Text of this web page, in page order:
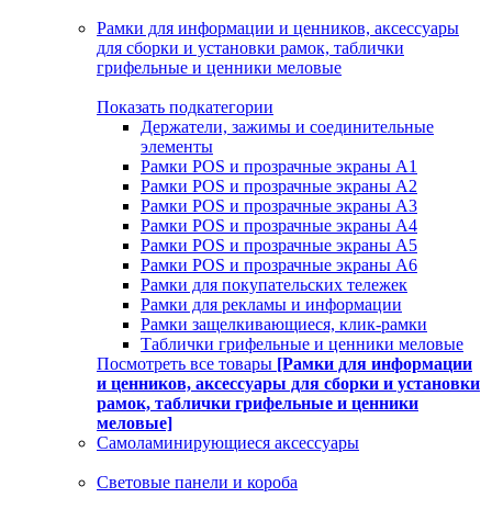
Рамки для информации и ценников, аксессуары
для сборки и установки рамок, таблички
грифельные и ценники меловые
Показать подкатегории
Держатели, зажимы и соединительные
элементы
Рамки POS и прозрачные экраны А1
Рамки POS и прозрачные экраны А2
Рамки POS и прозрачные экраны А3
Рамки POS и прозрачные экраны А4
Рамки POS и прозрачные экраны А5
Рамки POS и прозрачные экраны А6
Рамки для покупательских тележек
Рамки для рекламы и информации
Рамки защелкивающиеся, клик-рамки
Таблички грифельные и ценники меловые
Посмотреть все товары [Рамки для информации
и ценников, аксессуары для сборки и установки
рамок, таблички грифельные и ценники
меловые]
Самоламинирующиеся аксессуары
Световые панели и короба